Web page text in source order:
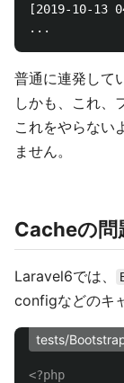
[2019-10-13
普通に連発して
しかも、これ、
これをやらない
ません。
Cacheの問
Laravel6では、
configなどのキ
tests/
<?php